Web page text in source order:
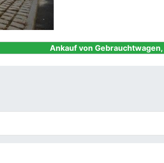
Ankauf von Gebrauchtwagen,